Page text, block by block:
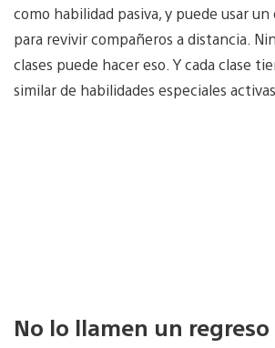
como habilidad pasiva, y puede usar
para revivir compañeros a distancia.
clases puede hacer eso. Y cada clase
similar de habilidades especiales
No lo llamen un regreso